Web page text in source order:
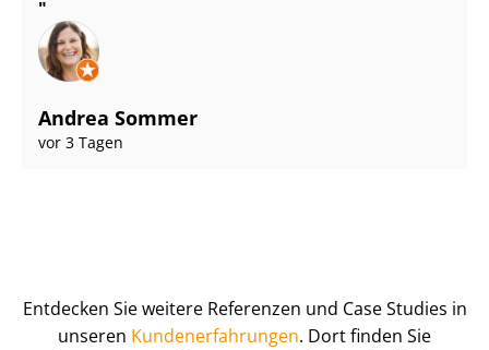
Andrea Sommer
vor 3 Tagen
Entdecken Sie weitere Referenzen und Case Studies in
unseren Kun­de­n­er­fah­run­gen. Dort finden Sie